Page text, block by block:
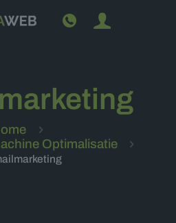
Optimalisatie